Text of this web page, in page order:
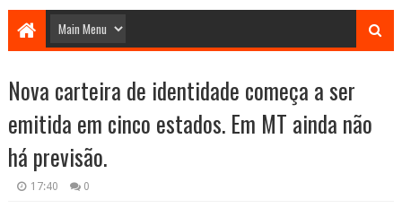
Nova carteira de identidade começa a ser
emitida em cinco estados. Em MT ainda não
há previsão.
17:40 0